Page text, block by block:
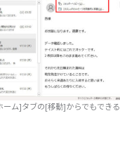
ーム]タブの[移動]からでもできる